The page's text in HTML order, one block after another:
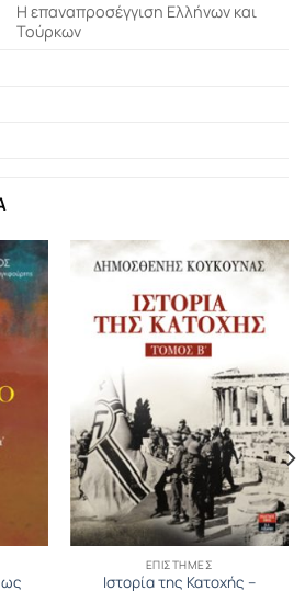
Η επαναπροσέγγιση Ελλήνων και
Τούρκων
ως
ΕΠΙΣΤΉΜΕΣ
Ιστορία της Κατοχής –